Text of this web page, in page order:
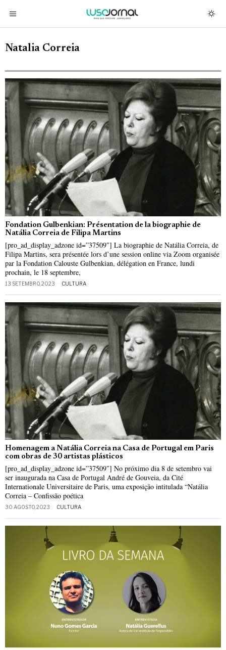
Natalia Correia
Fondation Gulbenkian: Présentation de la biographie de
Natália Correia de Filipa Martins
[pro_ad_display_adzone id=”37509″] La biographie de Natália Correia, de
Filipa Martins, sera présentée lors d’une session online via Zoom organisée
par la Fondation Calouste Gulbenkian, délégation en France, lundi
prochain, le 18 septembre,
13 SETEMBRO, 2023 CULTURA
Homenagem a Natália Correia na Casa de Portugal em Paris
com obras de 30 artistas plásticos
[pro_ad_display_adzone id=”37509″] No próximo dia 8 de setembro vai
ser inaugurada na Casa de Portugal André de Gouveia, da Cité
Internationale Universitaire de Paris, uma exposição intitulada “Natália
Correia – Confissão poética
30 AGOSTO, 2023 CULTURA